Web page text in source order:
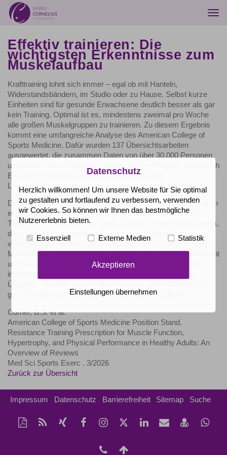
Effektiv trainieren: Die
wichtigsten Erkenntnisse zum
Muskelaufbau
Krafttraining lohnt sich immer – egal ob mit Hanteln,
Widerstandsbändern, im Studio oder zu Hause. Selbst kurze
Einheiten sind für gesunde Erwachsene deutlich besser als gar
kein Training. Optimal ist es, mindestens zweimal pro Woche
alle großen Muskelgruppen zu trainieren. Zu diesem Ergebnis
kommt eine umfangreiche Analyse des American College of
Sports Medicine. Dafür wurden 137 Übersichtsarbeiten
ausgewertet, die zusammen Daten von über 30.000 Personen
umfassen. Ziel war herauszufinden, welche Faktoren tatsächlich
Einfluss auf Muskelkraft, Muskelwachstum und
Leistungsfähigkeit haben und welche überschätzt werden.
Die Ergebnisse zeigen: Viele verbreitete Trainingsmythen halten
einer wissenschaftlichen Prüfung nicht stand, und effektives
Training ist oft einfacher als gedacht. Entscheidend ist vor allem,
dass überhaupt regelmäßig trainiert wird. Krafttraining
verbessert im Vergleich zu Inaktivität zahlreiche Aspekte wie
Muskelkraft, Muskelmasse, Gleichgewicht, Gehgeschwindigkeit
und alltägliche Leistungsfähigkeit deutlich. Wichtig sind eine
individuelle Anpassung und eine korrekte Ausführung der
Übungen. Werden diese Punkte beachtet, gilt Krafttraining für
gesunde Menschen jeden Alters als sicher und effektiv.
Currier, B.S. et al.
American College of Sports Medicine Position Stand.
Resistance Training Prescription for Muscle Function,
Hypertrophy, and Physical Performance in Healthy Adults: An
Overview of Reviews
Med Sci Sports Exerc . 3/2026
Zurück zur Übersicht
Impressum Datenschutz Barrierefreiheit Sitemap Suche
Diese
Seite
RSS-
Feed
Auf
Xing
Auf
Facebook
Instagram-
Seite
Auf
Twitter
LinkedIn
Per
Mail
vCard
speichern
tel:+49
Datenschutz
Herzlich willkommen! Um unsere Website für Sie optimal
zu gestalten und fortlaufend zu verbessern, verwenden
wir Cookies. So können wir Ihnen das bestmögliche
Nutzererlebnis bieten.
Essenziell Externe Medien Statistik
Akzeptieren
Einstellungen übernehmen